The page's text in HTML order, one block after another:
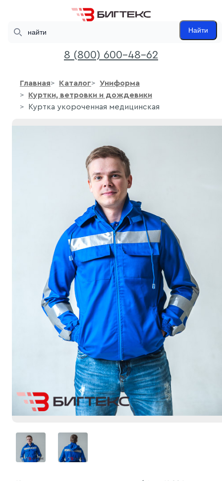
Найти
8 (800) 600-48-62
Главная Каталог
Униформа
Куртки, ветровки и дождевики
Куртка укороченная медицинская